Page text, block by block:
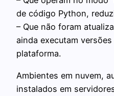
de código Python,
– Que não foram
ainda executam
plataforma.
Ambientes em nuvem,
instalados em